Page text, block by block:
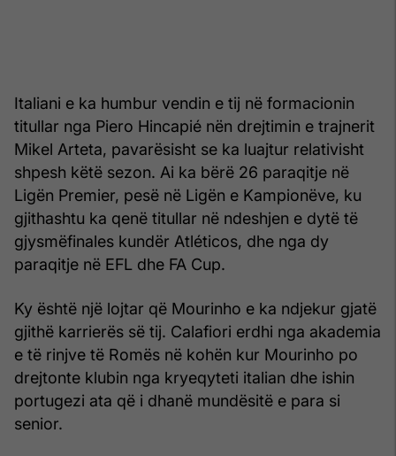
Italiani e ka humbur vendin e tij në formacionin
titullar nga Piero Hincapié nën drejtimin e trajnerit
Mikel Arteta, pavarësisht se ka luajtur relativisht
shpesh këtë sezon. Ai ka bërë 26 paraqitje në
Ligën Premier, pesë në Ligën e Kampionëve, ku
gjithashtu ka qenë titullar në ndeshjen e dytë të
gjysmëfinales kundër Atléticos, dhe nga dy
paraqitje në EFL dhe FA Cup.
Ky është një lojtar që Mourinho e ka ndjekur gjatë
gjithë karrierës së tij. Calafiori erdhi nga akademia
e të rinjve të Romës në kohën kur Mourinho po
drejtonte klubin nga kryeqyteti italian dhe ishin
portugezi ata që i dhanë mundësitë e para si
senior.